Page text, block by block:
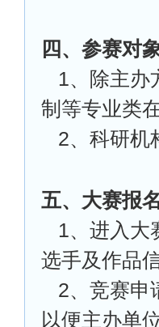
四、参赛对
1、除主办
制等专业类
2、科研机
五、大赛报名
1、进入大
选手及作品
2、竞赛申
以便主办单